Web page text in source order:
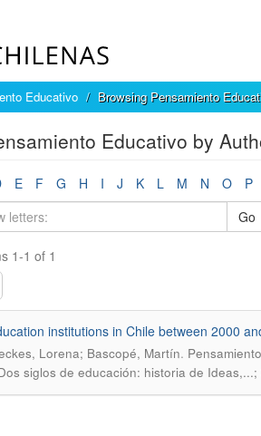
Educativo Browsing Pensamiento
Educativo by
E F G H I J K L M N O P
Go
1-1 of 1
institutions in Chile between 2000
Lorena; Bascopé, Martín.
siglos de educación: historia de